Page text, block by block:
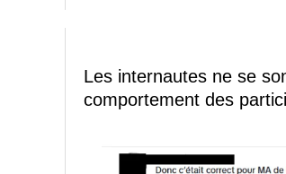
Les internautes ne se
comportement des